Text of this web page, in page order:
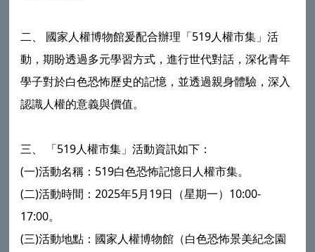
二、 國家人權博物館爰配合辦理「519人權市集」活
動，期盼透過多元學習方式，進行世代對話，深化青年
學子對於白色恐怖歷史的記憶，並透過親身體驗，深入
認識人權的意義與價值。
三、 「519人權市集」活動資訊如下：
(一)活動名稱：519白色恐怖記憶日人權市集。
(二)活動時間：2025年5月19日（星期一）10:00-
17:00。
(三)活動地點：國家人權博物館（白色恐怖景美紀念園